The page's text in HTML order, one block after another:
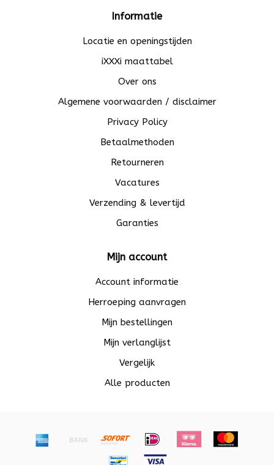
Informatie
Locatie en openingstijden
iXXXi maattabel
Over ons
Algemene voorwaarden / disclaimer
Privacy Policy
Betaalmethoden
Retourneren
Vacatures
Verzending & levertijd
Garanties
Mijn account
Account informatie
Herroeping aanvragen
Mijn bestellingen
Mijn verlanglijst
Vergelijk
Alle producten